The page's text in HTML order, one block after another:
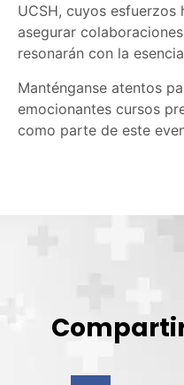
UCSH, cuyos esfuerzos
asegurar
resonarán con la
Manténganse atentos
emocionantes cursos
como parte de este